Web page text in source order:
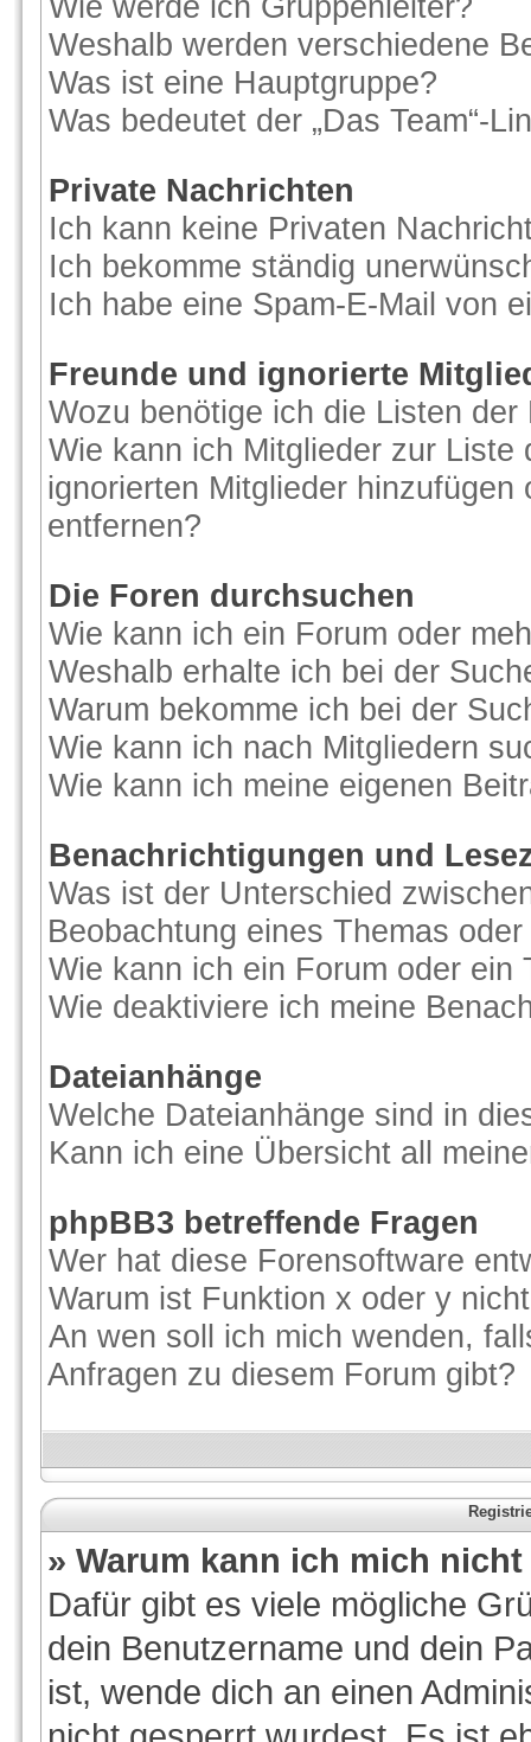
Weshalb werden verschiedene
Was ist eine Hauptgruppe?
Was bedeutet der „Das Team“-
Private Nachrichten
Ich kann keine Privaten
Ich bekomme ständig
Ich habe eine Spam-E-Mail von
Freunde und ignorierte
Wozu benötige ich die Listen
Wie kann ich Mitglieder zur
ignorierten Mitglieder
entfernen?
Die Foren durchsuchen
Wie kann ich ein Forum oder
Weshalb erhalte ich bei der
Warum bekomme ich bei der
Wie kann ich nach Mitgliedern
Wie kann ich meine eigenen
Benachrichtigungen und
Was ist der Unterschied
Beobachtung eines Themas
Wie kann ich ein Forum oder ein
Wie deaktiviere ich meine
Dateianhänge
Welche Dateianhänge sind in
Kann ich eine Übersicht all
phpBB3 betreffende Fragen
Wer hat diese Forensoftware
Warum ist Funktion x oder y
An wen soll ich mich wenden,
Anfragen zu diesem Forum gibt?
» Warum kann ich mich
Dafür gibt es viele mögliche
dein Benutzername und dein
ist, wende dich an einen